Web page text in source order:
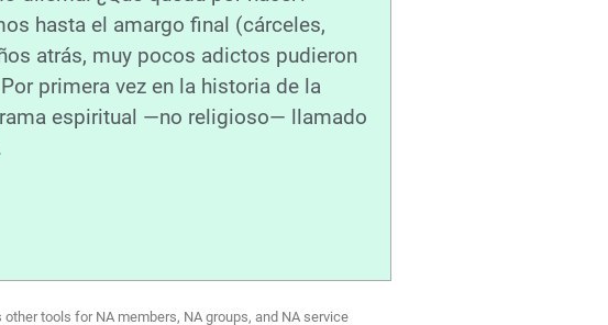
hasta el amargo final (cárceles,
atrás, muy pocos adictos pudieron
primera vez en la historia de la
espiritual —no religioso— llamado
tools for NA members, NA groups, and NA service